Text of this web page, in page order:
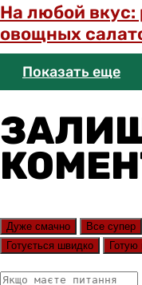
На любой вкус:
овощных
Показать еще
Дуже смачно Все супер
Готується швидко
Готую